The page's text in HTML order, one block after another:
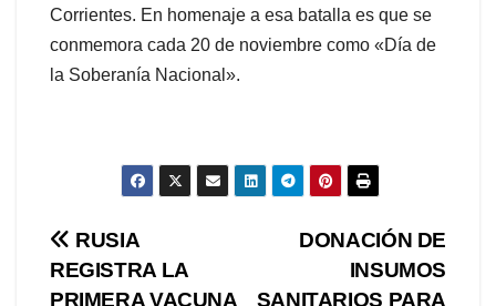
Corrientes. En homenaje a esa batalla es que se
conmemora cada 20 de noviembre como «Día de
la Soberanía Nacional».
Navegación
de
DONACIÓN DE
INSUMOS
SANITARIOS PARA
RUSIA
REGISTRA LA
PRIMERA VACUNA